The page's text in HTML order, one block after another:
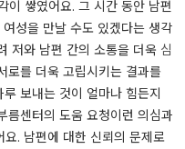
이 쌓였어요. 그 시간 동안 남편
성을 만날 수도 있겠다는 생각
저와 남편 간의 소통을 더욱 심
로를 더욱 고립시키는 결과를
보내는 것이 얼마나 힘든지
름센터의 도움 요청이런 의심과
. 남편에 대한 신뢰의 문제로